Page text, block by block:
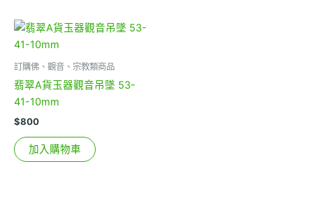
訂購佛、觀音、宗教類商品
翡翠A貨玉器觀音吊墜 53-
41-10mm
$800
加入購物車